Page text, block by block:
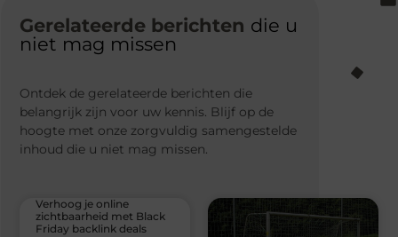
Gerelateerde berichten die u
niet mag missen
Ontdek de gerelateerde berichten die
belangrijk zijn voor uw kennis. Blijf op de
hoogte met onze zorgvuldig samengestelde
inhoud die u niet mag missen.
Verhoog je online
zichtbaarheid met Black
Friday backlink deals